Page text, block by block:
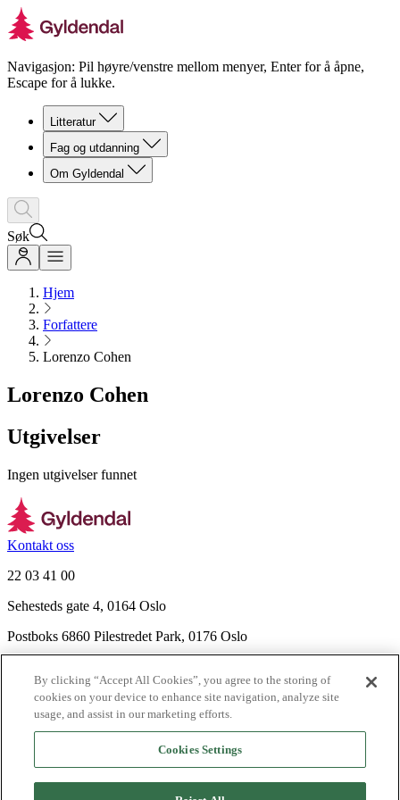
Navigasjon: Pil høyre/venstre mellom menyer, Enter for å åpne,
Escape for å lukke.
Litteratur
Fag og utdanning
Om Gyldendal
Søk
Hjem
Forfattere
Lorenzo Cohen
Lorenzo Cohen
Utgivelser
Ingen utgivelser funnet
Kontakt oss
22 03 41 00
Sehesteds gate 4, 0164 Oslo
Postboks 6860 Pilestredet Park, 0176 Oslo
Nyhetsbrev
Ledige stillinger
Send inn manus
By clicking “Accept All Cookies”, you agree to the storing of
cookies on your device to enhance site navigation, analyze site
usage, and assist in our marketing efforts.
Cookies Settings